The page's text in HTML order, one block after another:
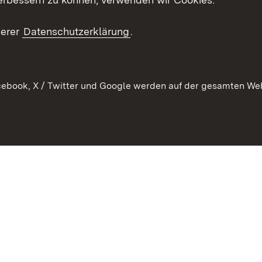
Datenschutzerklärung.
X / Twitter und Google werden auf der gesamten